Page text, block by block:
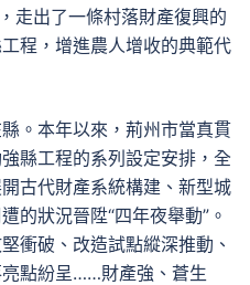
走出了一條村落財產復興的
程，增進農人增收的典範代
。本年以來，荊州市當真貫
縣工程的系列設定安排，全
古代財產系統構建、新型城
的狀況晉陞“四年夜舉動”。
衝破、改造試點縱深推動、
點紛呈……財產強、蒼生